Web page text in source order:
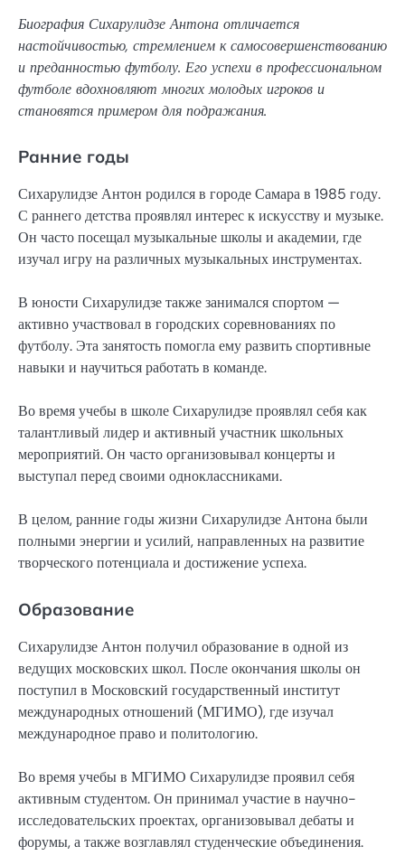
Биография Сихарулидзе Антона отличается
настойчивостью, стремлением к самосовершенствованию
и преданностью футболу. Его успехи в профессиональном
футболе вдохновляют многих молодых игроков и
становятся примером для подражания.
Ранние годы
Сихарулидзе Антон родился в городе Самара в 1985 году.
С раннего детства проявлял интерес к искусству и музыке.
Он часто посещал музыкальные школы и академии, где
изучал игру на различных музыкальных инструментах.
В юности Сихарулидзе также занимался спортом —
активно участвовал в городских соревнованиях по
футболу. Эта занятость помогла ему развить спортивные
навыки и научиться работать в команде.
Во время учебы в школе Сихарулидзе проявлял себя как
талантливый лидер и активный участник школьных
мероприятий. Он часто организовывал концерты и
выступал перед своими одноклассниками.
В целом, ранние годы жизни Сихарулидзе Антона были
полными энергии и усилий, направленных на развитие
творческого потенциала и достижение успеха.
Образование
Сихарулидзе Антон получил образование в одной из
ведущих московских школ. После окончания школы он
поступил в Московский государственный институт
международных отношений (МГИМО), где изучал
международное право и политологию.
Во время учебы в МГИМО Сихарулидзе проявил себя
активным студентом. Он принимал участие в научно-
исследовательских проектах, организовывал дебаты и
форумы, а также возглавлял студенческие объединения.